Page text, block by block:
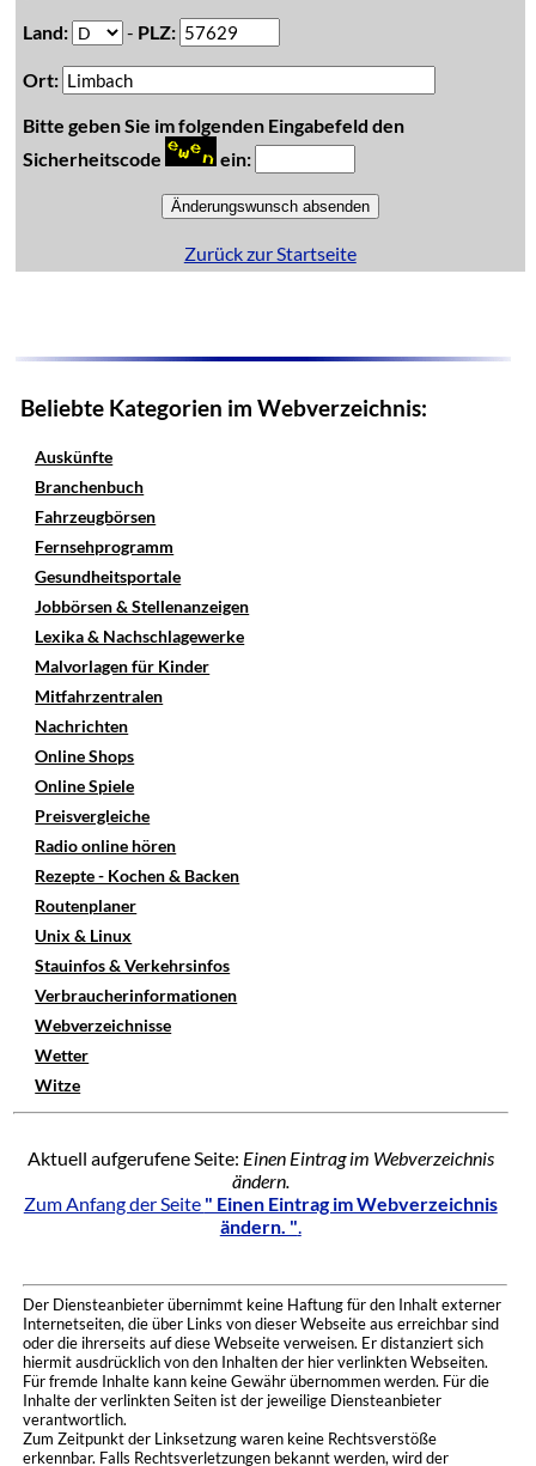
Land:
- PLZ:
Ort:
Bitte geben Sie im folgenden Eingabefeld den
Sicherheitscode
ein:
Zurück zur Startseite
Beliebte Kategorien im Webverzeichnis:
Auskünfte
Branchenbuch
Fahrzeugbörsen
Fernsehprogramm
Gesundheitsportale
Jobbörsen & Stellenanzeigen
Lexika & Nachschlagewerke
Malvorlagen für Kinder
Mitfahrzentralen
Nachrichten
Online Shops
Online Spiele
Preisvergleiche
Radio online hören
Rezepte - Kochen & Backen
Routenplaner
Unix & Linux
Stauinfos & Verkehrsinfos
Verbraucherinformationen
Webverzeichnisse
Wetter
Witze
Aktuell aufgerufene Seite: Einen Eintrag im Webverzeichnis
ändern.
Zum Anfang der Seite " Einen Eintrag im Webverzeichnis
ändern. ".
Der Diensteanbieter übernimmt keine Haftung für den Inhalt externer
Internetseiten, die über Links von dieser Webseite aus erreichbar sind
oder die ihrerseits auf diese Webseite verweisen. Er distanziert sich
hiermit ausdrücklich von den Inhalten der hier verlinkten Webseiten.
Für fremde Inhalte kann keine Gewähr übernommen werden. Für die
Inhalte der verlinkten Seiten ist der jeweilige Diensteanbieter
verantwortlich.
Zum Zeitpunkt der Linksetzung waren keine Rechtsverstöße
erkennbar. Falls Rechtsverletzungen bekannt werden, wird der